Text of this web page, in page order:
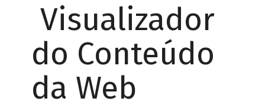
Visualizador
do Conteúdo
da Web